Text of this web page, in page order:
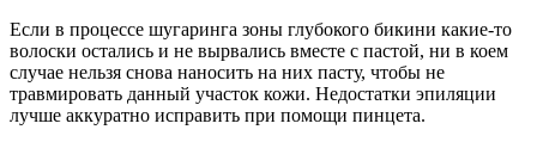
Если в процессе шугаринга зоны глубокого бикини какие-то
волоски остались и не вырвались вместе с пастой, ни в коем
случае нельзя снова наносить на них пасту, чтобы не
травмировать данный участок кожи. Недостатки эпиляции
лучше аккуратно исправить при помощи пинцета.